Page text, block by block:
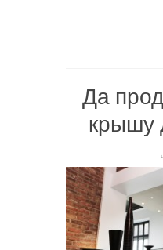
Да
крышу